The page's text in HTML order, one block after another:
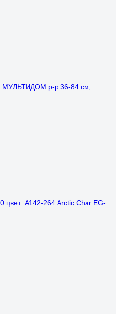
МУЛЬТИДОМ р-р 36-84 см,
цвет: A142-264 Arctic Char EG-